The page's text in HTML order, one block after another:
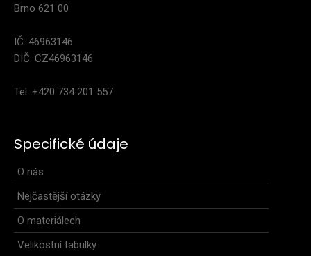
Dětské cyklo kraťasy MIK modré
Dětské cyklistické kalhoty MIK krátké. Obsahují kvalitní
vrstvenou polypropylenovou vystýlku HOBBY...
Brno 621 00
IČ: 46963146
DIČ: CZ46963146
Tel: +420 734 201 557
Specifické údaje
O nás
Nejčastější otázky
O materiálech
Velikostní tabulky